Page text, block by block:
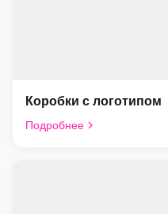
Коробки с логотипом
Подробнее